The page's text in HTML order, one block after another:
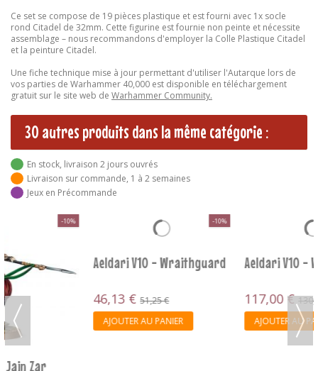
Ce set se compose de 19 pièces plastique et est fourni avec 1x socle
rond Citadel de 32mm. Cette figurine est fournie non peinte et nécessite
assemblage – nous recommandons d'employer la Colle Plastique Citadel
et la peinture Citadel.
Une fiche technique mise à jour permettant d'utiliser l'Autarque lors de
vos parties de Warhammer 40,000 est disponible en téléchargement
gratuit sur le site web de Warhammer Community.
30 autres produits dans la même catégorie :
En stock, livraison 2 jours ouvrés
Livraison sur commande, 1 à 2 semaines
Jeux en Précommande
Aeldari V10 - Wraithguard
46,13 €
AJOUTER AU PANIER
Aeldari V10 - Wraithknight
117,00 €
130,00 €
AJOUTER AU PANIER